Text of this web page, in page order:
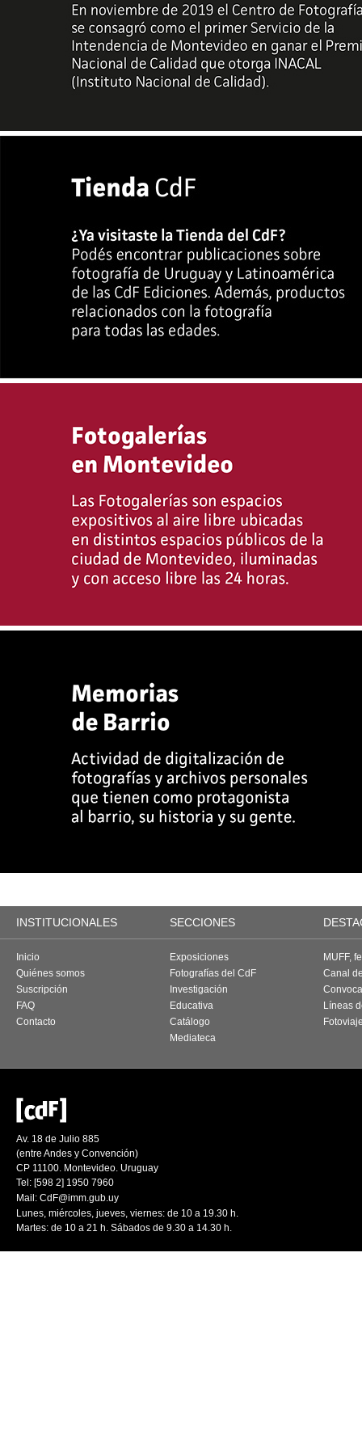
INSTITUCIONALES SECCIONES
Inicio
Quiénes somos
Suscripción
FAQ
Contacto
Exposiciones
Fotografías del CdF
Investigación
Educativa
Catálogo
Mediateca
MUFF,
Canal
Líneas
Av. 18 de Julio 885
(entre Andes y Convención)
CP 11100. Montevideo. Uruguay
Tel: [598 2] 1950 7960
Mail: CdF@imm.gub.uy
Lunes, miércoles, jueves, viernes: de 10 a 19.30 h.
Martes: de 10 a 21 h. Sábados de 9.30 a 14.30 h.